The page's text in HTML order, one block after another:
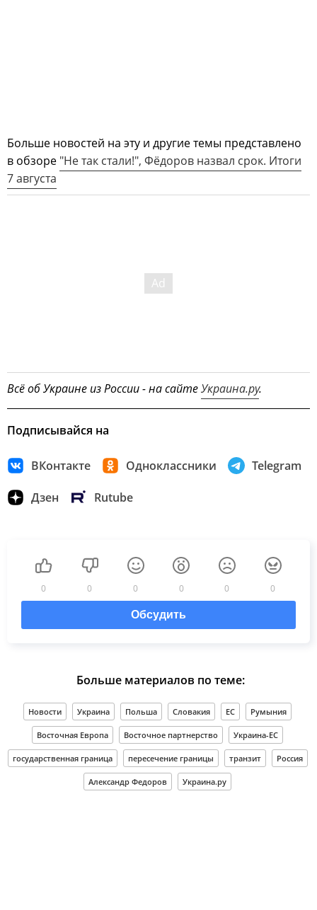
Больше новостей на эту и другие темы представлено
в обзоре "Не так стали!", Фёдоров назвал срок. Итоги
7 августа
Всё об Украине из России - на сайтеУкраина.ру.
Подписывайся на
ВКонтакте Одноклассники Telegram
Дзен Rutube
0 0 0 0 0 0
Обсудить
Больше материалов по теме:
Новости Украина Польша Словакия ЕС Румыния
Восточная Европа Восточное партнерство Украина-ЕС
государственная граница пересечение границы транзит Россия
Александр Федоров Украина.ру